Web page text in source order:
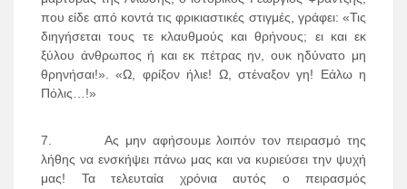
που είδε από κοντά τις φρικιαστικές στιγμές, γράφει: «Τις
διηγήσεται τους τε κλαυθμούς και θρήνους; ει και εκ
ξύλου άνθρωπος ή και εκ πέτρας ην, ουκ ηδύνατο μη
θρηνήσαι!». «Ω, φρίξον ήλιε! Ω, στέναξον γη! Εάλω η
Πόλις…!»
7. Ας μην αφήσουμε λοιπόν τον πειρασμό της
λήθης να ενσκήψει πάνω μας και να κυριεύσει την ψυχή
μας! Τα τελευταία χρόνια αυτός ο πειρασμός